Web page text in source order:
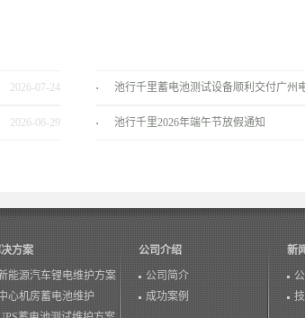
2026-07-24 池行千里蓄电池测试设备顺利交付广州
服务商
2026-06-29 池行千里2026年端午节放假通知
方案
能源汽车锂电维护方案
心机房蓄电池维护
公司介绍
公司简介
成功案例
新